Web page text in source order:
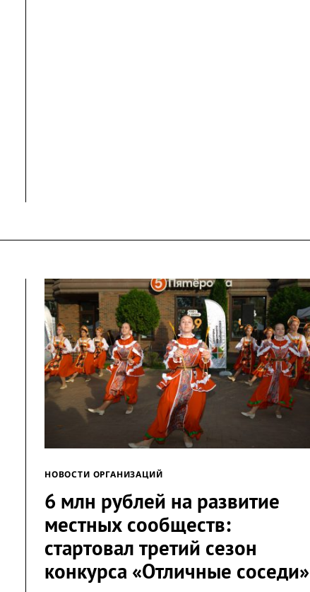
НОВОСТИ ОРГАНИЗАЦИЙ
6 млн рублей на развитие
местных сообществ:
стартовал третий сезон
конкурса «Отличные соседи»